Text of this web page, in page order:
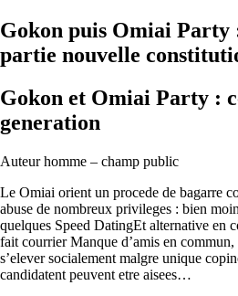
Gokon puis Omiai Party
partie nouvelle
Gokon et Omiai Party :
generation
Auteur homme – champ public
Le Omiai orient un procede de bagarre
abuse de nombreux privileges : bien
quelques Speed DatingEt alternative en
fait courrier Manque d’amis en
s’elever socialement malgre unique
candidatent peuvent etre aisees…